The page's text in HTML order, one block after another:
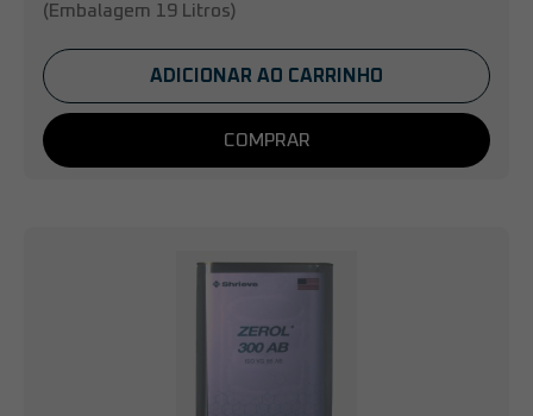
(Embalagem 19 Litros)
ADICIONAR AO CARRINHO
COMPRAR